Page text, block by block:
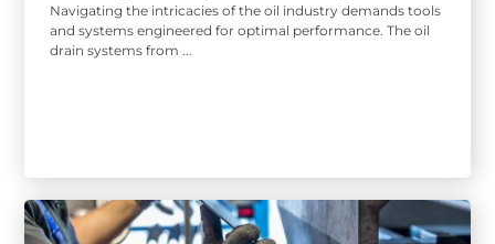
Navigating the intricacies of the oil industry demands tools
and systems engineered for optimal performance. The oil
drain systems from ...